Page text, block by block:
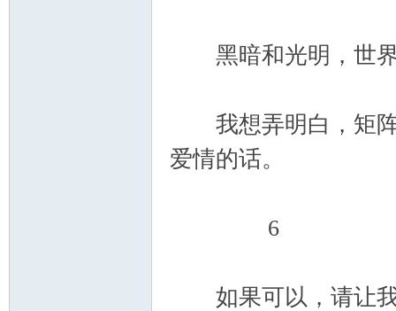
黑暗和光明，世界
我想弄明白，矩阵
爱情的话。
6
如果可以，请让我